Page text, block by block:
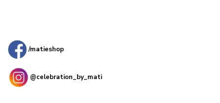
/matieshop
@celebration_by_mati